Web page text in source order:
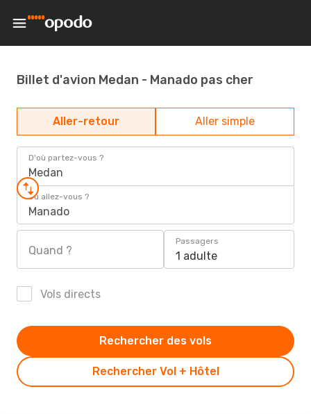
Billet d'avion Medan - Manado pas cher
Aller-retour Aller simple
D'où partez-vous ?
Medan
Où allez-vous ?
Manado
Quand ?
Passagers
1 adulte
Vols directs
Rechercher Vol + Hôtel
Rechercher des vols